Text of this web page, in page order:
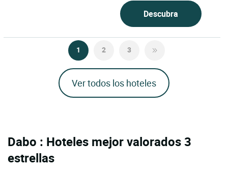
Descubra
1 2 3
Ver todos los hoteles
Dabo : Hoteles mejor valorados 3
estrellas